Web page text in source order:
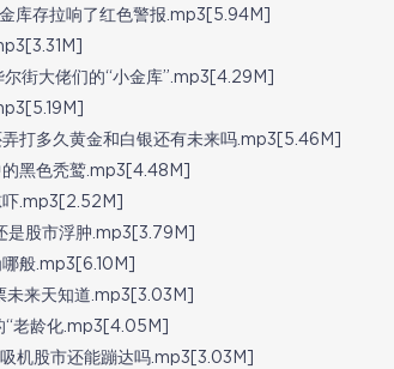
库存拉响了红色警报.mp3[5.94M]
街大佬们的“小金库”.mp3[4.29M]
打多久黄金和白银还有未来吗.mp3[5.46M]
黑色秃鹫.mp3[4.48M]
吓.mp3[2.52M]
是股市浮肿.mp3[3.79M]
般.mp3[6.10M]
来天知道.mp3[3.03M]
老龄化.mp3[4.05M]
机股市还能蹦达吗.mp3[3.03M]